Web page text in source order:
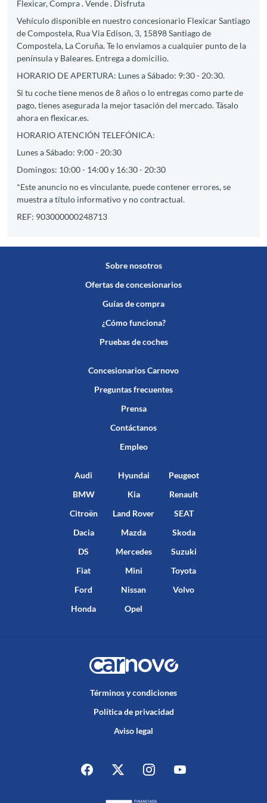
Flexicar, Compra . Vende . Disfruta
Vehículo disponible en nuestro concesionario Flexicar Santiago
de Compostela, Rua Via Edison, 3, 15898 Santiago de
Compostela, La Coruña. Te lo enviamos a cualquier punto de la
península y Baleares. Entrega a domicilio.
HORARIO DE APERTURA: Lunes a Sábado: 9:30 - 20:30.
Si tu coche tiene menos de 8 años o lo entregas como parte de
pago, tienes asegurada la mejor tasación del mercado. Tásalo
ahora en flexicar.es.
HORARIO ATENCIÓN TELEFÓNICA:
Lunes a Sábado: 9:00 - 20:30
Domingos: 10:00 - 14:00 y 16:30 - 20:30
*Este anuncio no es vinculante, puede contener errores, se
muestra a título informativo y no contractual.
REF: 903000000248713
Sobre nosotros
Ofertas de concesionarios
Guías de compra
¿Cómo funciona?
Pruebas de coches
Concesionarios Carnovo
Preguntas frecuentes
Prensa
Contáctanos
Empleo
Audi
BMW
Citroën
Dacia
DS
Fiat
Ford
Honda
Hyundai
Kia
Land Rover
Mazda
Mercedes
Mini
Nissan
Opel
Peugeot
Renault
SEAT
Skoda
Suzuki
Toyota
Volvo
Términos y condiciones
Política de privacidad
Aviso legal